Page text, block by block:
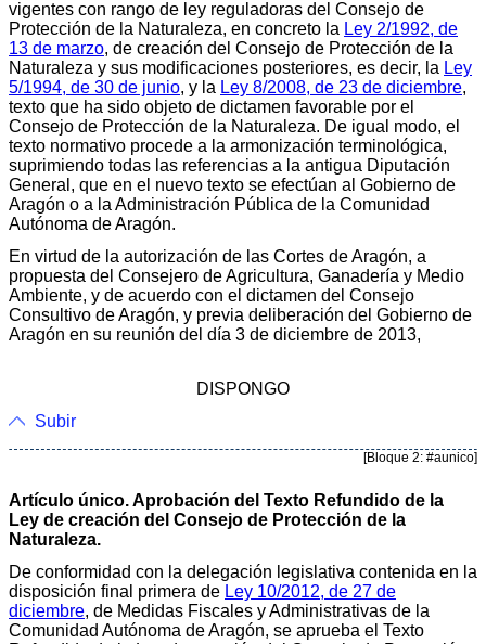
vigentes con rango de ley reguladoras del Consejo de
Protección de la Naturaleza, en concreto la Ley 2/1992, de
13 de marzo, de creación del Consejo de Protección de la
Naturaleza y sus modificaciones posteriores, es decir, la Ley
5/1994, de 30 de junio, y la Ley 8/2008, de 23 de diciembre,
texto que ha sido objeto de dictamen favorable por el
Consejo de Protección de la Naturaleza. De igual modo, el
texto normativo procede a la armonización terminológica,
suprimiendo todas las referencias a la antigua Diputación
General, que en el nuevo texto se efectúan al Gobierno de
Aragón o a la Administración Pública de la Comunidad
Autónoma de Aragón.
En virtud de la autorización de las Cortes de Aragón, a
propuesta del Consejero de Agricultura, Ganadería y Medio
Ambiente, y de acuerdo con el dictamen del Consejo
Consultivo de Aragón, y previa deliberación del Gobierno de
Aragón en su reunión del día 3 de diciembre de 2013,
DISPONGO
Subir
[Bloque 2: #aunico]
Artículo único. Aprobación del Texto Refundido de la
Ley de creación del Consejo de Protección de la
Naturaleza.
De conformidad con la delegación legislativa contenida en la
disposición final primera de Ley 10/2012, de 27 de
diciembre, de Medidas Fiscales y Administrativas de la
Comunidad Autónoma de Aragón, se aprueba el Texto